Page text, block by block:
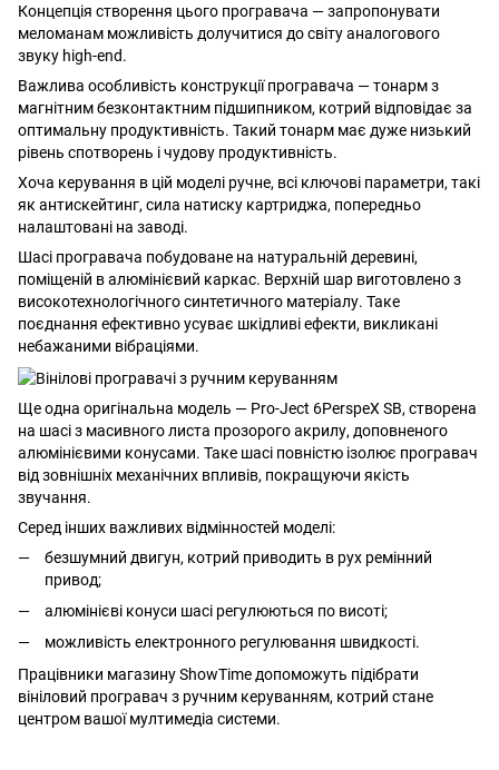
Концепція створення цього програвача — запропонувати
меломанам можливість долучитися до світу аналогового
звуку high-end.
Важлива особливість конструкції програвача — тонарм з
магнітним безконтактним підшипником, котрий відповідає за
оптимальну продуктивність. Такий тонарм має дуже низький
рівень спотворень і чудову продуктивність.
Хоча керування в цій моделі ручне, всі ключові параметри, такі
як антискейтинг, сила натиску картриджа, попередньо
налаштовані на заводі.
Шасі програвача побудоване на натуральній деревині,
поміщеній в алюмінієвий каркас. Верхній шар виготовлено з
високотехнологічного синтетичного матеріалу. Таке
поєднання ефективно усуває шкідливі ефекти, викликані
небажаними вібраціями.
Ще одна оригінальна модель — Pro-Ject 6PerspeX SB, створена
на шасі з масивного листа прозорого акрилу, доповненого
алюмінієвими конусами. Таке шасі повністю ізолює програвач
від зовнішніх механічних впливів, покращуючи якість
звучання.
Серед інших важливих відмінностей моделі:
безшумний двигун, котрий приводить в рух ремінний
привод;
алюмінієві конуси шасі регулюються по висоті;
можливість електронного регулювання швидкості.
Працівники магазину ShowTime допоможуть підібрати
вініловий програвач з ручним керуванням, котрий стане
центром вашої мултимедіа системи.